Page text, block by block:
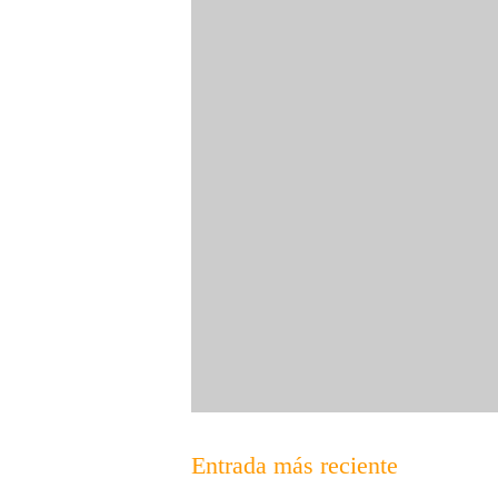
Entrada más reciente